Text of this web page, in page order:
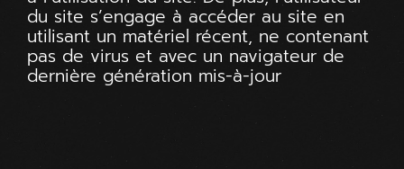
du site s’engage à accéder au site en
utilisant un matériel récent, ne contenant
pas de virus et avec un navigateur de
dernière génération mis-à-jour